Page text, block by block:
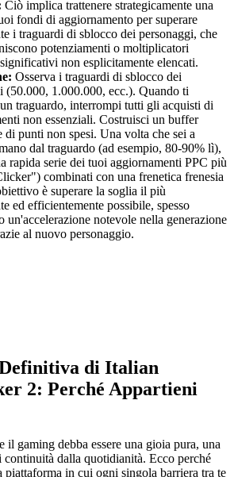
Ciò implica trattenere strategicamente una
fondi di aggiornamento per superare
i traguardi di sblocco dei personaggi, che
potenziamenti o moltiplicatori
non esplicitamente elencati.
Osserva i traguardi di sblocco dei
(50.000, 1.000.000, ecc.). Quando ti
traguardo, interrompi tutti gli acquisti di
non essenziali. Costruisci un buffer
di punti non spesi. Una volta che sei a
dal traguardo (ad esempio, 80-90% lì),
rapida serie dei tuoi aggiornamenti PPC più
combinati con una frenetica frenesia
è superare la soglia il più
ed efficientemente possibile, spesso
un'accelerazione notevole nella generazione
al nuovo personaggio.
di Italian
2: Perché Appartieni
il gaming debba essere una gioia pura, una
continuità dalla quotidianità. Ecco perché
piattaforma in cui ogni singola barriera tra te